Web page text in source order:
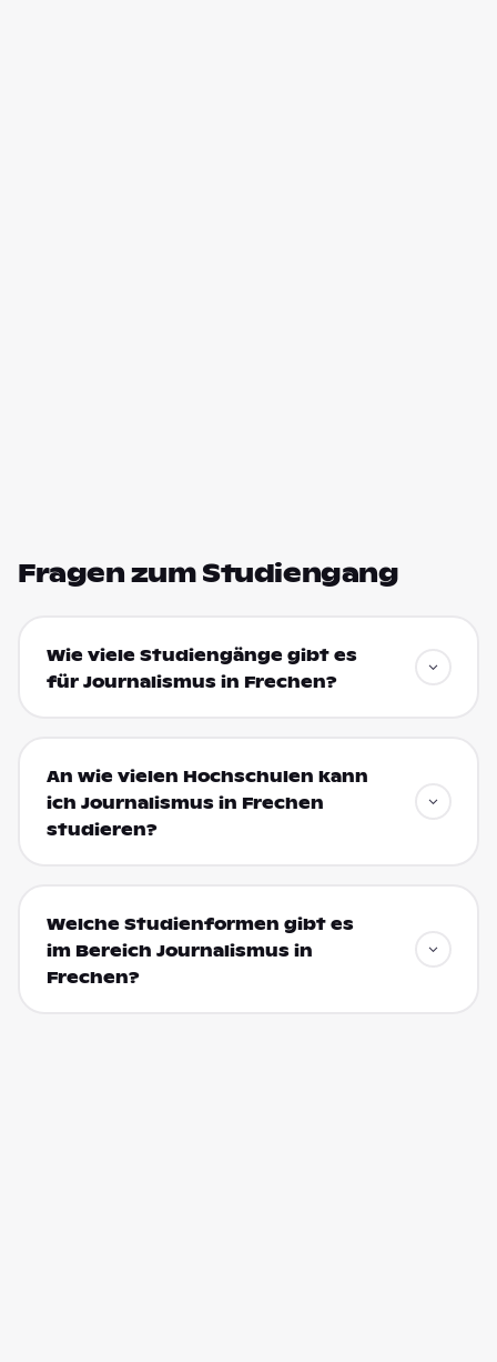
Fragen zum Studiengang
Wie viele Studiengänge gibt es
für Journalismus in Frechen?
An wie vielen Hochschulen kann
ich Journalismus in Frechen
studieren?
Welche Studienformen gibt es
im Bereich Journalismus in
Frechen?